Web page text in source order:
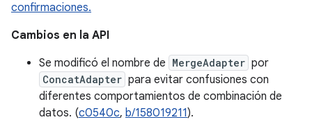
confirmaciones.
Cambios en la API
Se modificó el nombre de MergeAdapter por
ConcatAdapter para evitar confusiones con
diferentes comportamientos de combinación de
datos. (c0540c, b/158019211).